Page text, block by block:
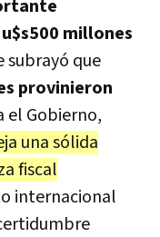
millones
subrayó que
provinieron
el Gobierno,
una sólida
fiscal
internacional